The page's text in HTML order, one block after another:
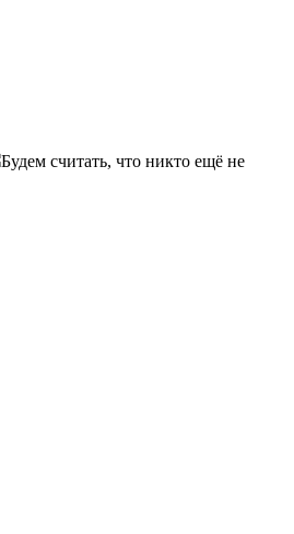
Будем считать, что никто ещё не